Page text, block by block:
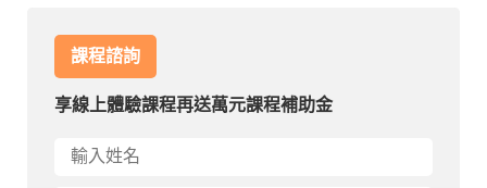
課程諮詢
享線上體驗課程再送萬元課程補助金